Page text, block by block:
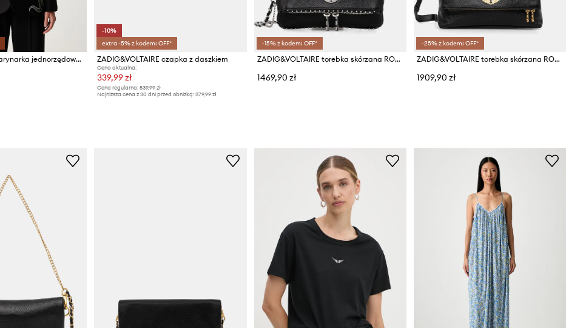
Zadig&Voltaire marynarka jednorzędowa damska z wiskozą VANILLE
-10%
extra -5% z kodem: OFF*
ZADIG&VOLTAIRE czapka z daszkiem
Cena aktualna:
339,99 zł
Cena regularna: 539,99 zł
Najniższa cena z 30 dni przed obniżką: 379,99 zł
-15% z kodem: OFF*
ZADIG&VOLTAIRE torebka skórzana ROCK NANO GRAINED LEATH STUDS
1469,90 zł
-25% z kodem: OFF*
ZADIG&VOLTAIRE torebka skórzana ROCKY II GRAINED LEATHER
1909,90 zł